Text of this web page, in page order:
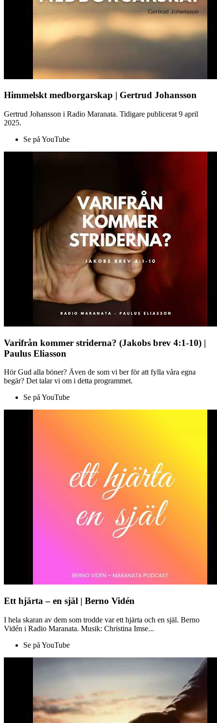
Himmelskt medborgarskap | Gertrud Johansson
Gertrud Johansson i Radio Maranata. Tidigare publicerat 9 april
2025.
Se på YouTube
Varifrån kommer striderna? (Jakobs brev 4:1-10) |
Paulus Eliasson
Hör Gud alla böner? Även de som vi ber för att fylla våra egna
begär? Det talar vi om i detta programmet.
Se på YouTube
Ett hjärta – en själ | Berno Vidén
I hela skaran av dem som trodde var ett hjärta och en själ. Berno
Vidén i Radio Maranata. Musik: Christina Imse...
Se på YouTube